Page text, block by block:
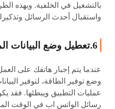
بالتشغيل في الخلفية. وبهذه
واستقبال أحدث الرسائل
6.تعطيل وضع البيانات المنخفضة ووضع توفير الطاقة
عندما يتم إجبار هاتفك على
وضع توفير الطاقة، لتوفير
عمليات التطبيق ويبطئها. فقد
رسائل الواتس اب في الوقت